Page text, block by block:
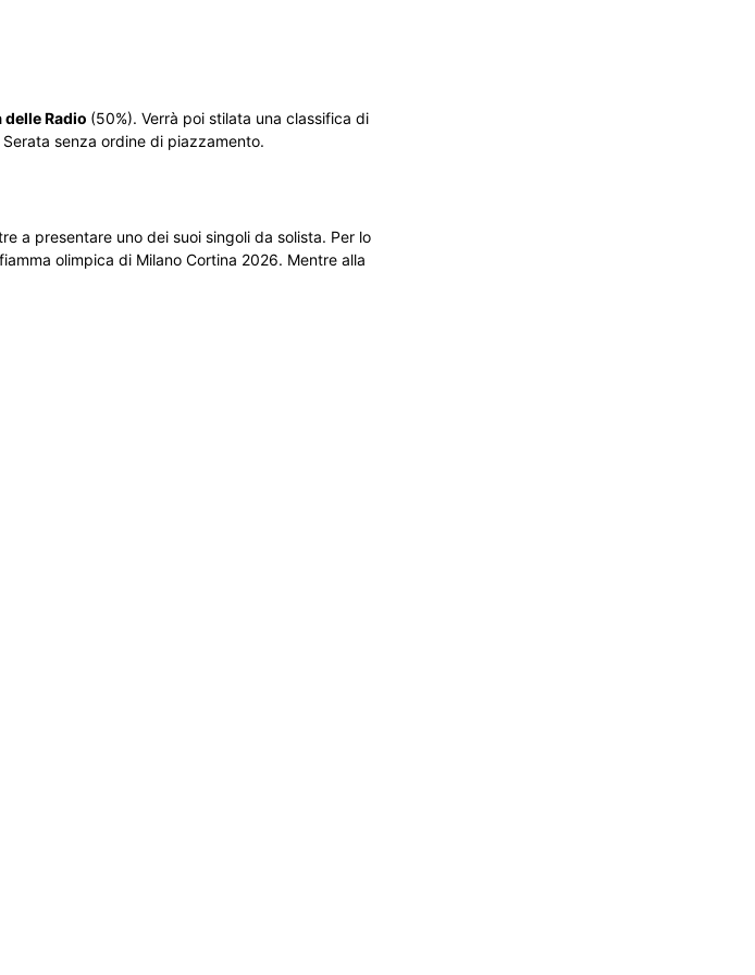
delle Radio (50%). Verrà poi stilata una classifica di
senza ordine di piazzamento.
a presentare uno dei suoi singoli da solista. Per lo
olimpica di Milano Cortina 2026. Mentre alla